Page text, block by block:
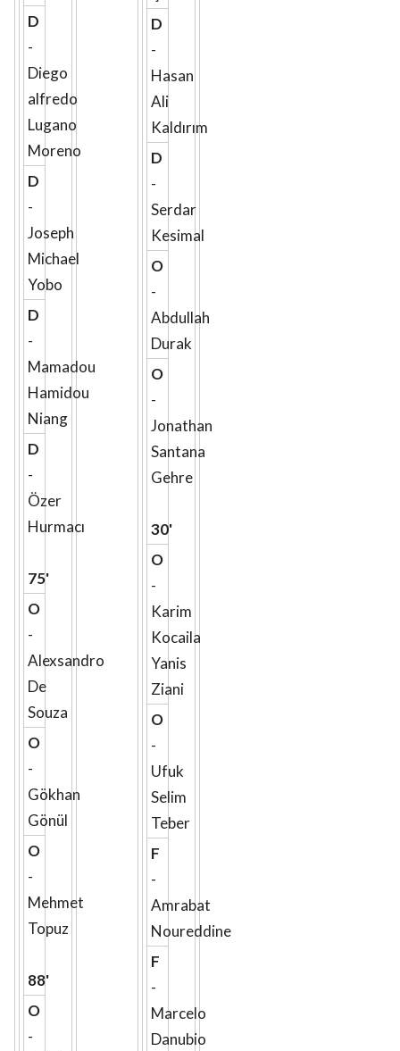
D
-
Diego
alfredo
Lugano
Moreno
D
-
Joseph
Michael
Yobo
D
-
Mamadou
Hamidou
Niang
D
-
Özer
Hurmacı
75'
O
-
Alexsandro
De
Souza
O
-
Gökhan
Gönül
O
-
Mehmet
Topuz
88'
O
-
D
-
Hasan
Ali
Kaldırım
D
-
Serdar
Kesimal
O
-
Abdullah
Durak
O
-
Jonathan
Santana
Gehre
30'
O
-
Karim
Kocaila
Yanis
Ziani
O
-
Ufuk
Selim
Teber
F
-
Amrabat
Noureddine
F
-
Marcelo
Danubio